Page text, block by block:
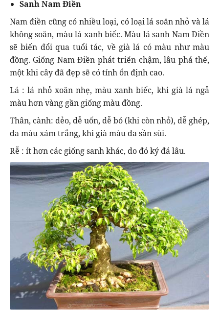
Sanh Nam Điền
Nam điền cũng có nhiều loại, có loại lá soăn nhỏ và lá
không soăn, màu lá xanh biếc. Màu lá sanh Nam Điền
sẽ biến đổi qua tuổi tác, về già lá có màu như màu
đồng. Giống Nam Điền phát triển chậm, lâu phá thế,
một khi cây đã đẹp sẽ có tính ổn định cao.
Lá : lá nhỏ xoăn nhẹ, màu xanh biếc, khi già lá ngả
màu hơn vàng gần giống màu đồng.
Thân, cành: dẻo, dễ uốn, dễ bó (khi còn nhỏ), dễ ghép,
da màu xám trắng, khi già màu da sần sùi.
Rễ : ít hơn các giống sanh khác, do đó ký đá lâu.